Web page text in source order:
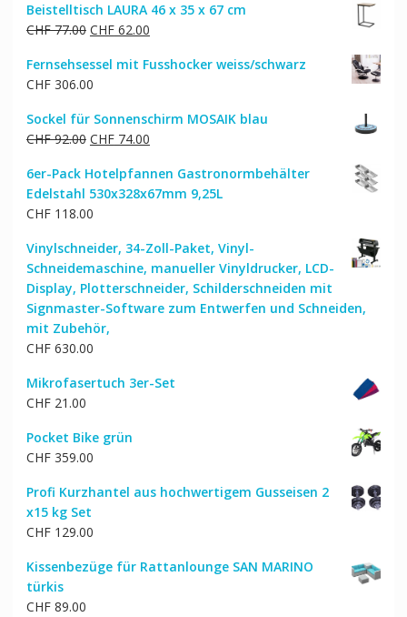
Beistelltisch LAURA 46 x 35 x 67 cm
CHF77.00 Ursprünglicher
war:
CHF 77.00
CHF62.00Aktueller
ist:
Fernsehsessel mit Fusshocker weiss/schwarz
CHF306.00
Sockel für Sonnenschirm MOSAIK blau
CHF92.00 Ursprünglicher
war:
CHF 92.00
CHF74.00Aktueller
ist:
CHF 74.00.
6er-Pack Hotelpfannen Gastronormbehälter
Edelstahl 530x328x67mm 9,25L
CHF118.00
Vinylschneider, 34-Zoll-Paket, Vinyl-
Schneidemaschine, manueller Vinyldrucker, LCD-
Display, Plotterschneider, Schilderschneiden mit
Signmaster-Software zum Entwerfen und Schneiden,
mit Zubehör,
CHF630.00
Mikrofasertuch 3er-Set
CHF21.00
Pocket Bike grün
CHF359.00
Profi Kurzhantel aus hochwertigem Gusseisen 2
x15 kg Set
CHF129.00
Kissenbezüge für Rattanlounge SAN MARINO
türkis
CHF89.00